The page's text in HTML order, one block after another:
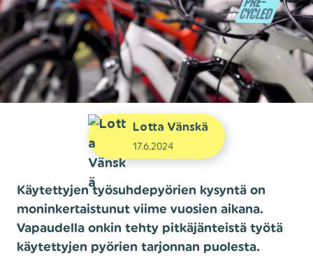
Lotta Vänskä
17.6.2024
Käytettyjen työsuhdepyörien kysyntä on
moninkertaistunut viime vuosien aikana.
Vapaudella onkin tehty pitkäjänteistä työtä
käytettyjen pyörien tarjonnan puolesta.